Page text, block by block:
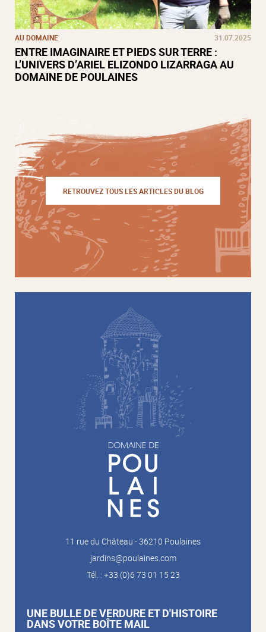
AU DOMAINE 31.07.2025
ENTRE IMAGINAIRE ET PIEDS SUR TERRE :
L’UNIVERS D’ARIEL ELIZONDO LIZARRAGA AU
DOMAINE DE POULAINES
RETROUVEZ TOUS LES ARTICLES DU BLOG
11 rue du Château - 36210 Poulaines
jardins@poulaines.com
Tél. : +33 (0)6 73 01 15 23
UNE BULLE DE VERDURE ET D'HISTOIRE
DANS VOTRE BOÎTE MAIL